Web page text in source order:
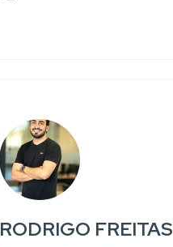
RODRIGO FREITAS